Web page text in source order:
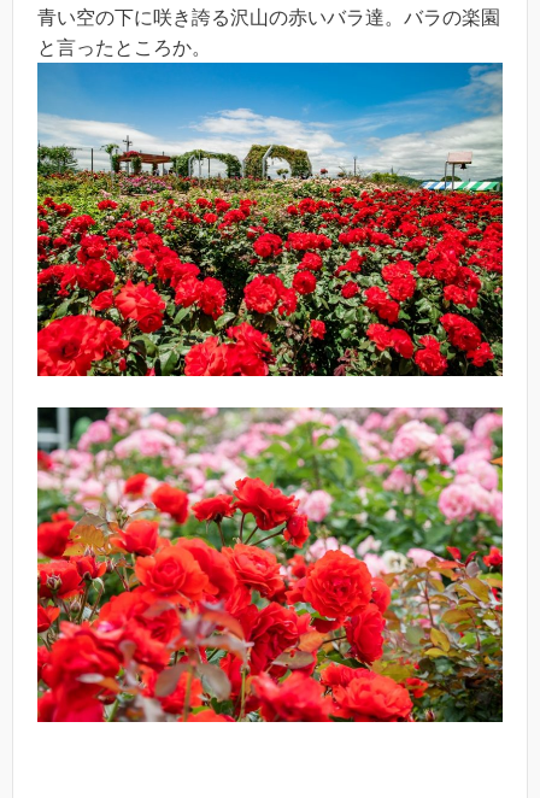
青い空の下に咲き誇る沢山の赤いバラ達。バラの楽園
と言ったところか。